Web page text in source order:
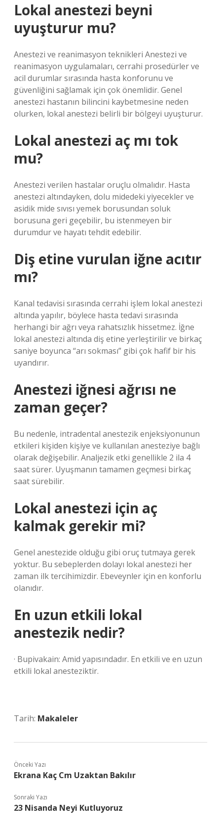
Lokal anestezi beyni
uyuşturur mu?
Anestezi ve reanimasyon teknikleri Anestezi ve
reanimasyon uygulamaları, cerrahi prosedürler ve
acil durumlar sırasında hasta konforunu ve
güvenliğini sağlamak için çok önemlidir. Genel
anestezi hastanın bilincini kaybetmesine neden
olurken, lokal anestezi belirli bir bölgeyi uyuşturur.
Lokal anestezi aç mı tok
mu?
Anestezi verilen hastalar oruçlu olmalıdır. Hasta
anestezi altındayken, dolu midedeki yiyecekler ve
asidik mide sıvısı yemek borusundan soluk
borusuna geri geçebilir, bu istenmeyen bir
durumdur ve hayatı tehdit edebilir.
Diş etine vurulan iğne acıtır
mı?
Kanal tedavisi sırasında cerrahi işlem lokal anestezi
altında yapılır, böylece hasta tedavi sırasında
herhangi bir ağrı veya rahatsızlık hissetmez. İğne
lokal anestezi altında diş etine yerleştirilir ve birkaç
saniye boyunca “arı sokması” gibi çok hafif bir his
uyandırır.
Anestezi iğnesi ağrısı ne
zaman geçer?
Bu nedenle, intradental anestezik enjeksiyonunun
etkileri kişiden kişiye ve kullanılan anesteziye bağlı
olarak değişebilir. Analjezik etki genellikle 2 ila 4
saat sürer. Uyuşmanın tamamen geçmesi birkaç
saat sürebilir.
Lokal anestezi için aç
kalmak gerekir mi?
Genel anestezide olduğu gibi oruç tutmaya gerek
yoktur. Bu sebeplerden dolayı lokal anestezi her
zaman ilk tercihimizdir. Ebeveynler için en konforlu
olanıdır.
En uzun etkili lokal
anestezik nedir?
· Bupivakain: Amid yapısındadır. En etkili ve en uzun
etkili lokal anesteziktir.
Tarih: Makaleler
Önceki Yazı
Ekrana Kaç Cm Uzaktan Bakılır
Sonraki Yazı
23 Nisanda Neyi Kutluyoruz